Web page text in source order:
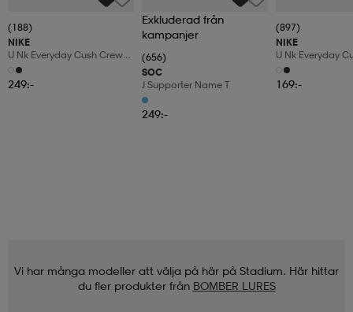
(188)
NIKE
U Nk Everyday Cush Crew
6pr-Bd
249:-
Exkluderad från
kampanjer
(656)
SOC
J Supporter Name T
249:-
(897)
NIKE
U Nk Everyday
3pr
169:-
Vi har många modeller att välja på här på Stadium. Här hittar
du fler produkter från BOMBER LURES